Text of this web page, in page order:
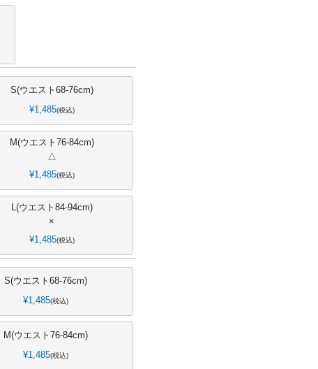
S(ウエスト68-76cm)
¥1,485 税込
M(ウエスト76-84cm)
△
¥1,485 税込
L(ウエスト84-94cm)
×
¥1,485 税込
S(ウエスト68-76cm)
¥1,485 税込
M(ウエスト76-84cm)
¥1,485 税込